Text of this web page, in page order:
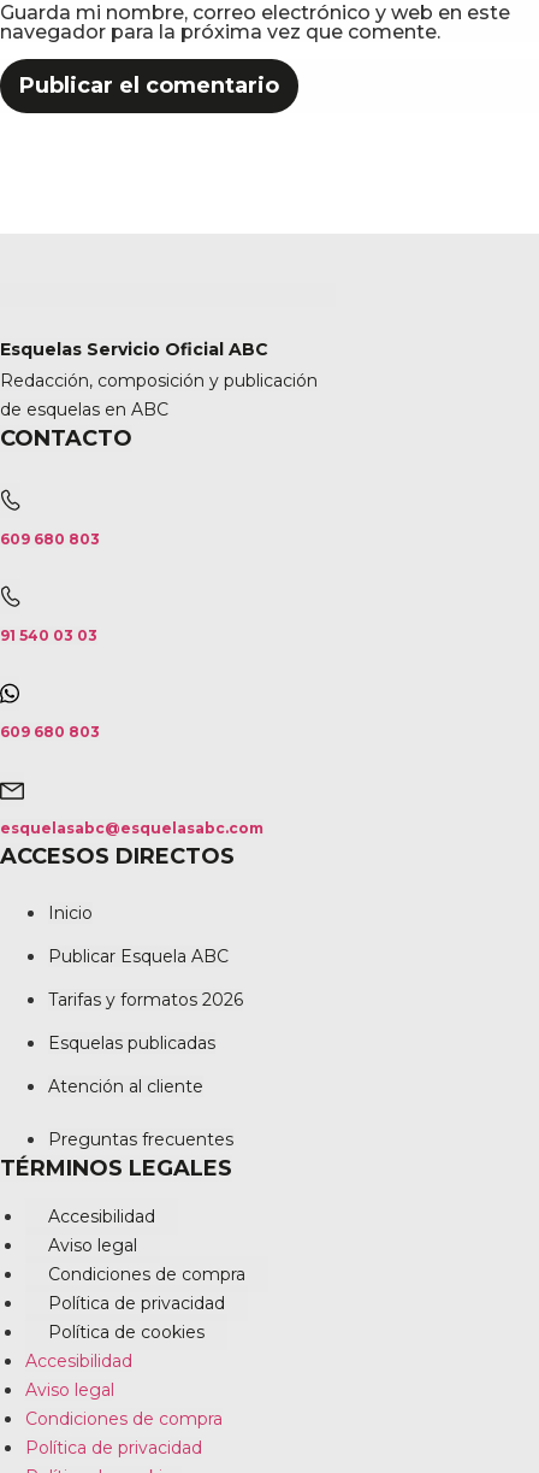
Guarda mi nombre, correo electrónico y web en este
navegador para la próxima vez que comente.
Esquelas Servicio Oficial ABC
Redacción, composición y publicación
de esquelas en ABC
CONTACTO
609 680 803
91 540 03 03
609 680 803
esquelasabc@esquelasabc.com
ACCESOS DIRECTOS
Inicio
Publicar Esquela ABC
Tarifas y formatos 2026
Esquelas publicadas
Atención al cliente
Preguntas frecuentes
TÉRMINOS LEGALES
Accesibilidad
Aviso legal
Condiciones de compra
Política de privacidad
Política de cookies
Accesibilidad
Aviso legal
Condiciones de compra
Política de privacidad